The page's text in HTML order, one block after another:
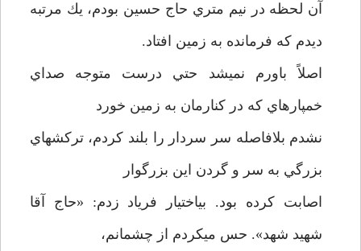
آن لحظه در نيم متري حاج حسين بودم، يك مرتبه
ديدم كه فرمانده به زمين افتاد.
اصلاً باورم نمي­شد حتي درست متوجه صداي
خمپاره­اي كه در كنارمان به زمين خورد
نشدم بلافاصله سر سردار را بلند كردم، تركشهاي
بزرگي به سر و گردن اين بزرگوار
اصابت كرده بود. بي­اختيار فرياد زدم: «حاج آقا
شهيد شهد». حس مي­كردم از چشمانم،